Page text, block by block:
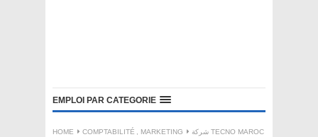
EMPLOI PAR CATEGORIE
HOME COMPTABILITÉ , MARKETING
شركة TECNO MAROC